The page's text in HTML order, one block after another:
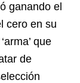
ganando el
cero en su
que
de